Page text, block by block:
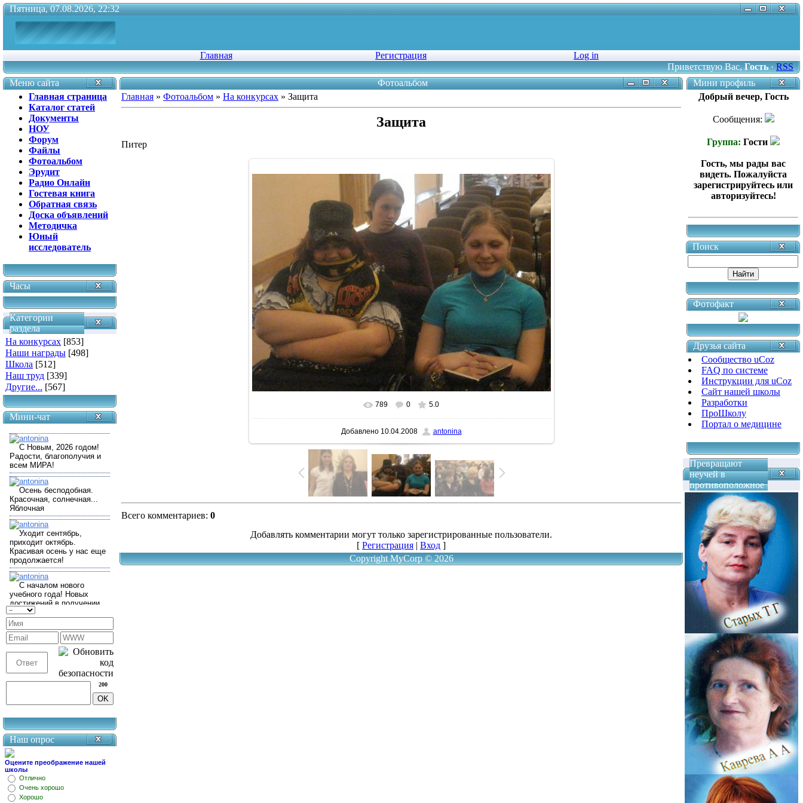
Пятница, 07.08.2026, 22:32
Главная Регистрация
Log in
Приветствую Вас,Гость·RSS
Меню сайта
Главная страница
Каталог статей
Документы
НОУ
Форум
Файлы
Фотоальбом
Эрудит
Радио Онлайн
Гостевая книга
Обратная связь
Доска объявлений
Методичка
Юный
исследователь
Часы
Категории
раздела
На конкурсах [853]
Наши награды [498]
Школа [512]
Наш труд [339]
Другие... [567]
Мини-чат
200
Наш опрос
Оцените преображение нашей
школы
Отлично
Очень хорошо
Хорошо
Фотоальбом
Главная » Фотоальбом » На конкурсах » Защита
Защита
Питер
789 0 5.0
Добавлено10.04.2008 antonina
Всего комментариев: 0
Добавлять комментарии могут только зарегистрированные пользователи.
[ Регистрация | Вход ]
Copyright MyCorp © 2026
Мини профиль
Добрый вечер, Гость
Сообщения:
Группа: Гости
Гость, мы рады вас
видеть. Пожалуйста
зарегистрируйтесь или
авторизуйтесь!
Поиск
Фотофакт
Друзья сайта
Сообщество uCoz
FAQ по системе
Инструкции для uCoz
Сайт нашей школы
Разработки
ПроШколу
Портал о медицине
Превращают
неучей в
противоположное